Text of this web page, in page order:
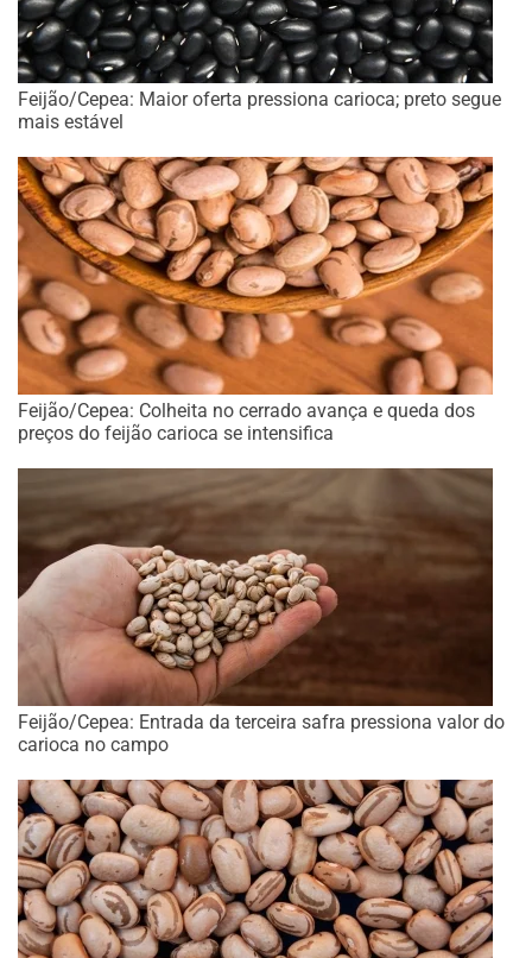
Feijão/Cepea: Maior oferta pressiona carioca; preto segue
mais estável
Feijão/Cepea: Colheita no cerrado avança e queda dos
preços do feijão carioca se intensifica
Feijão/Cepea: Entrada da terceira safra pressiona valor do
carioca no campo